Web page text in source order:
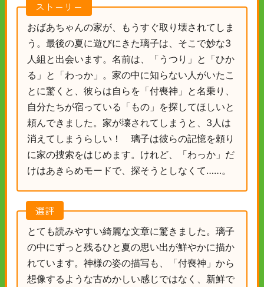
ストーリー
おばあちゃんの家が、もうすぐ取り壊されてしま
う。最後の夏に遊びにきた璃子は、そこで妙な3
人組と出会います。名前は、「うつり」と「ひか
る」と「わっか」。家の中に知らない人がいたこ
とに驚くと、彼らは自らを「付喪神」と名乗り、
自分たちが宿っている「もの」を探してほしいと
頼んできました。家が壊されてしまうと、3人は
消えてしまうらしい！ 璃子は彼らの記憶を頼り
に家の捜索をはじめます。けれど、「わっか」だ
けはあきらめモードで、探そうとしなくて……。
選評
とても読みやすい綺麗な文章に驚きました。璃子
の中にずっと残るひと夏の思い出が鮮やかに描か
れています。神様の姿の描写も、「付喪神」から
想像するような古めかしい感じではなく、新鮮で